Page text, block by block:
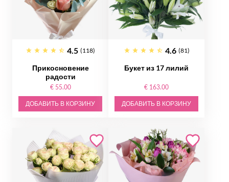
4.5 (118)
Прикосновение
радости
€ 55.00
ДОБАВИТЬ В КОРЗИНУ
4.6 (81)
Букет из 17 лилий
€ 163.00
ДОБАВИТЬ В КОРЗИНУ